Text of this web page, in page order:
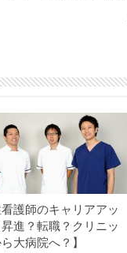
護師のキャリアアッ
進？転職？クリニッ
大病院へ？】